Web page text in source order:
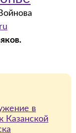
в
Казанской